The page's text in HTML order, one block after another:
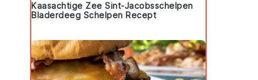
Kaasachtige Zee Sint-Jacobsschelpen
Bladerdeeg Schelpen Recept